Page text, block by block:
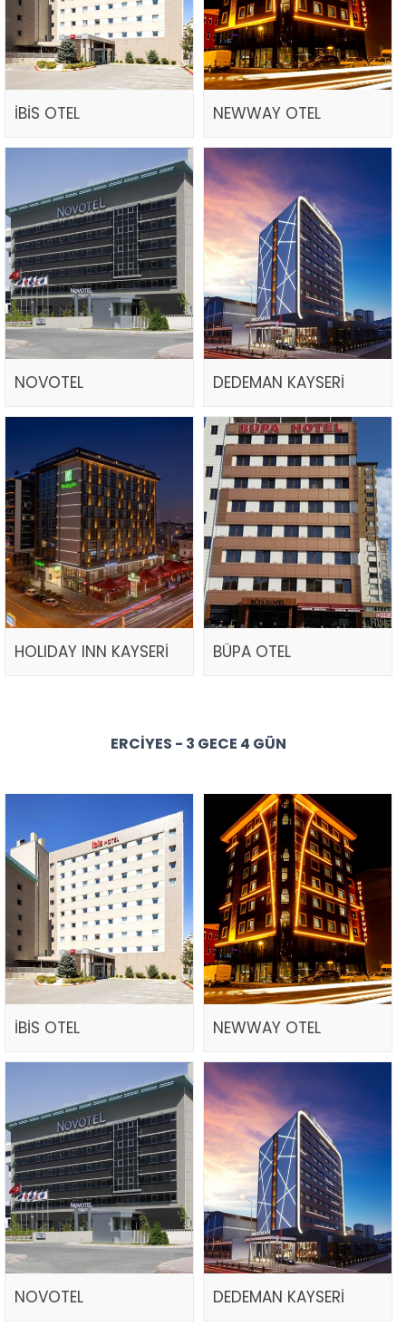
İBİS OTEL NEWWAY OTEL
NOVOTEL DEDEMAN KAYSERİ
HOLIDAY INN KAYSERİ BÜPA OTEL
ERCIYES - 3 GECE 4 GÜN
İBİS OTEL NEWWAY OTEL
NOVOTEL DEDEMAN KAYSERİ